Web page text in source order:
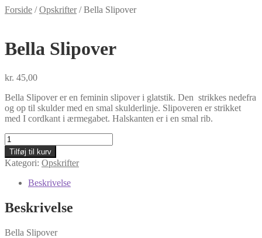
Forside /Opskrifter/Bella Slipover
Bella Slipover
kr. 45,00
Bella Slipover er en feminin slipover i glatstik. Den strikkes nedefra
og op til skulder med en smal skulderlinje. Slipoveren er strikket
med I cordkant i ærmegabet. Halskanten er i en smal rib.
Bella
Slipover
antal
Tilføj til kurv
Kategori: Opskrifter
Beskrivelse
Beskrivelse
Bella Slipover